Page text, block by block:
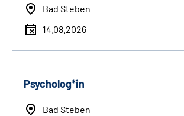
Bad Steben
14.08.2026
Psycholog*in
Bad Steben